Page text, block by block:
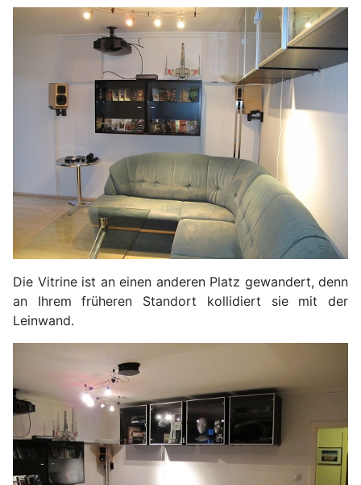
Die Vitrine ist an einen anderen Platz gewandert, denn
an Ihrem früheren Standort kollidiert sie mit der
Leinwand.